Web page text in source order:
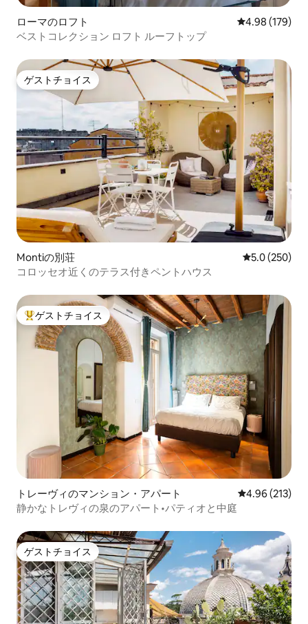
ローマのロフト レビュー179
4.98 (179)
ベストコレクション ロフト ルーフトップ
ゲストチョイス
ゲストチョイス
Montiの別荘 レビュー250
5.0 (250)
コロッセオ近くのテラス付きペントハウス
大好評のゲストチョイスです。
ゲストチョイス
トレーヴィのマンション・アパート レビュー213
4.96 (213)
静かなトレヴィの泉のアパート•パティオと中庭
ゲストチョイス
ゲストチョイス